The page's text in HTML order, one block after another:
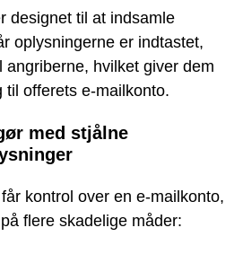
designet til at indsamle
oplysningerne er indtastet,
angriberne, hvilket giver dem
til offerets e-mailkonto.
med stjålne
kontrol over en e-mailkonto,
flere skadelige måder: